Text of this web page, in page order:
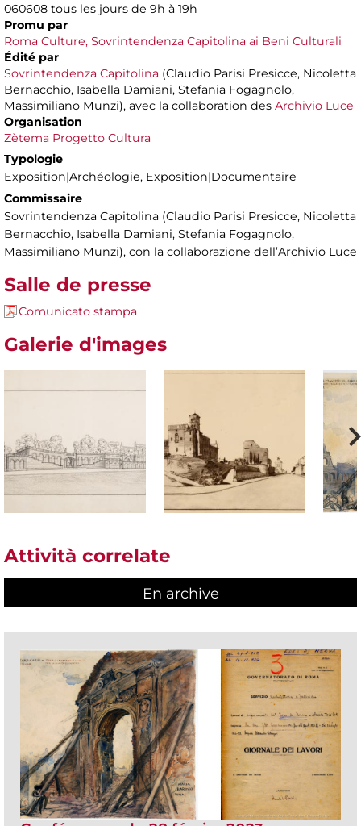
060608 tous les jours de 9h à 19h
Promu par
Roma Culture, Sovrintendenza Capitolina ai Beni Culturali
Édité par
Sovrintendenza Capitolina (Claudio Parisi Presicce, Nicoletta
Bernacchio, Isabella Damiani, Stefania Fogagnolo,
Massimiliano Munzi), avec la collaboration des Archivio Luce
Organisation
Zètema Progetto Cultura
Typologie
Exposition|Archéologie, Exposition|Documentaire
Commissaire
Sovrintendenza Capitolina (Claudio Parisi Presicce, Nicoletta
Bernacchio, Isabella Damiani, Stefania Fogagnolo,
Massimiliano Munzi), con la collaborazione dell’Archivio Luce
Salle de presse
Comunicato stampa
Galerie d'images
Attività correlate
En archive